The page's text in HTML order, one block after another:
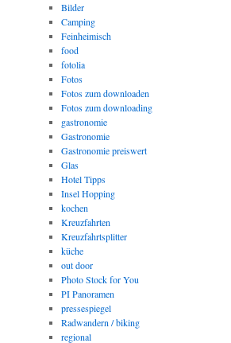
Bilder
Camping
Feinheimisch
food
fotolia
Fotos
Fotos zum downloaden
Fotos zum downloading
gastronomie
Gastronomie
Gastronomie preiswert
Glas
Hotel Tipps
Insel Hopping
kochen
Kreuzfahrten
Kreuzfahrtsplitter
küche
out door
Photo Stock for You
PI Panoramen
pressespiegel
Radwandern / biking
regional